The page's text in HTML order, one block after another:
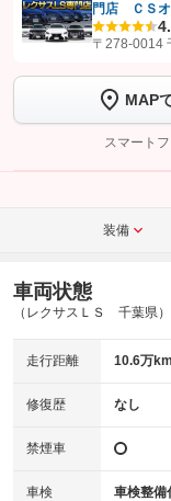
【STEP1】認証画面でグ
します
【STEP2】 トーク画面で
完了してくだ
門店 ＣＳオ
〒278-0014
MAP
スマート
装備
車両状態
（レクサスＬＳ 千葉県）
走行距離 10.6万km
修復歴 なし
禁煙車
車検 車検整備